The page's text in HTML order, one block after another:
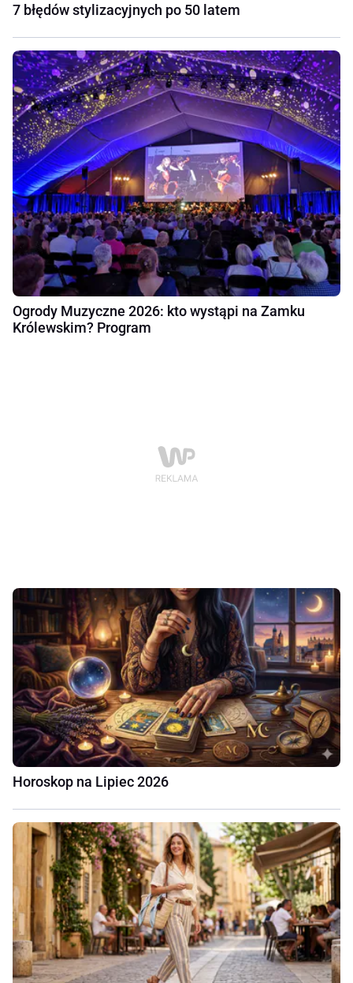
7 błędów stylizacyjnych po 50 latem
Ogrody Muzyczne 2026: kto wystąpi na Zamku
Królewskim? Program
Horoskop na Lipiec 2026